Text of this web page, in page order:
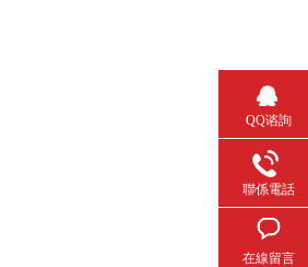
QQ谘詢
聯係電話
在線留言